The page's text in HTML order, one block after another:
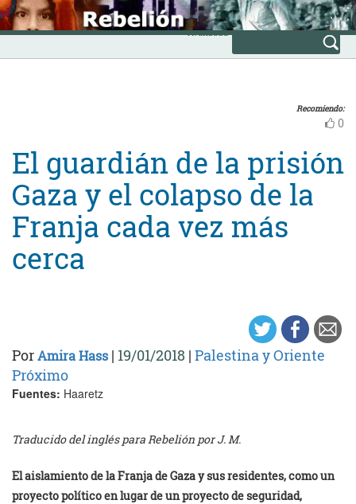
Skip
to
content
INICIO
Avanzada
Recomiendo:
0
El guardián de la prisión
Gaza y el colapso de la
Franja cada vez más
cerca
PorAmira Hass | 19/01/2018 | Palestina y Oriente
Próximo
Fuentes: Haaretz
Traducido del inglés para Rebelión por J. M.
El aislamiento de la Franja de Gaza y sus residentes, como un
proyecto político en lugar de un proyecto de seguridad,